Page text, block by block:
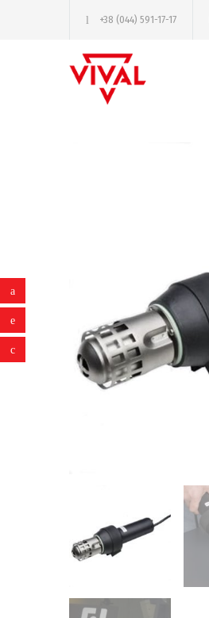
+38 (044) 591-17-17